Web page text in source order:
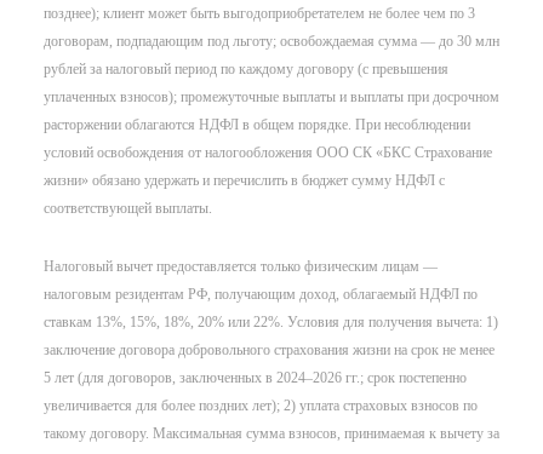
позднее); клиент может быть выгодоприобретателем не более чем по 3
договорам, подпадающим под льготу; освобождаемая сумма — до 30 млн
рублей за налоговый период по каждому договору (с превышения
уплаченных взносов); промежуточные выплаты и выплаты при досрочном
расторжении облагаются НДФЛ в общем порядке. При несоблюдении
условий освобождения от налогообложения ООО СК «БКС Страхование
жизни» обязано удержать и перечислить в бюджет сумму НДФЛ с
соответствующей выплаты.
Налоговый вычет предоставляется только физическим лицам —
налоговым резидентам РФ, получающим доход, облагаемый НДФЛ по
ставкам 13%, 15%, 18%, 20% или 22%. Условия для получения вычета: 1)
заключение договора добровольного страхования жизни на срок не менее
5 лет (для договоров, заключенных в 2024–2026 гг.; срок постепенно
увеличивается для более поздних лет); 2) уплата страховых взносов по
такому договору. Максимальная сумма взносов, принимаемая к вычету за